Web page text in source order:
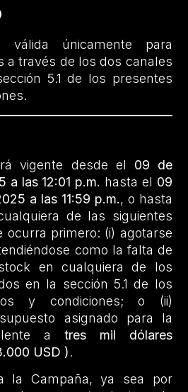
válida únicamente para
a través de los dos canales
5.1 de los presentes
vigente desde el 09 de
a las 12:01 p.m. hasta el 09
a las 11:59 p.m., o hasta
de las siguientes
ocurra primero: (i) agotarse
como la falta de
en cualquiera de los
en la sección 5.1 de los
y condiciones; o (ii)
asignado para la
a tres mil dólares
USD ).
la Campaña, ya sea por